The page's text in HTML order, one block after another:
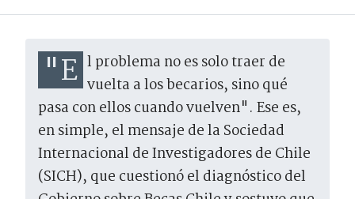
"El problema no es solo traer de vuelta a los becarios, sino qué
pasa con ellos cuando vuelven". Ese es,
en simple, el mensaje de la Sociedad
Internacional de Investigadores de Chile
(SICH), que cuestionó el diagnóstico del